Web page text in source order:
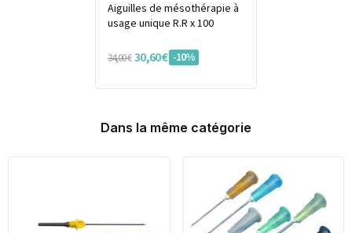
Aiguilles de mésothérapie à
usage unique R.R x 100
34,00 € 30,60 € -10%
Dans la même catégorie